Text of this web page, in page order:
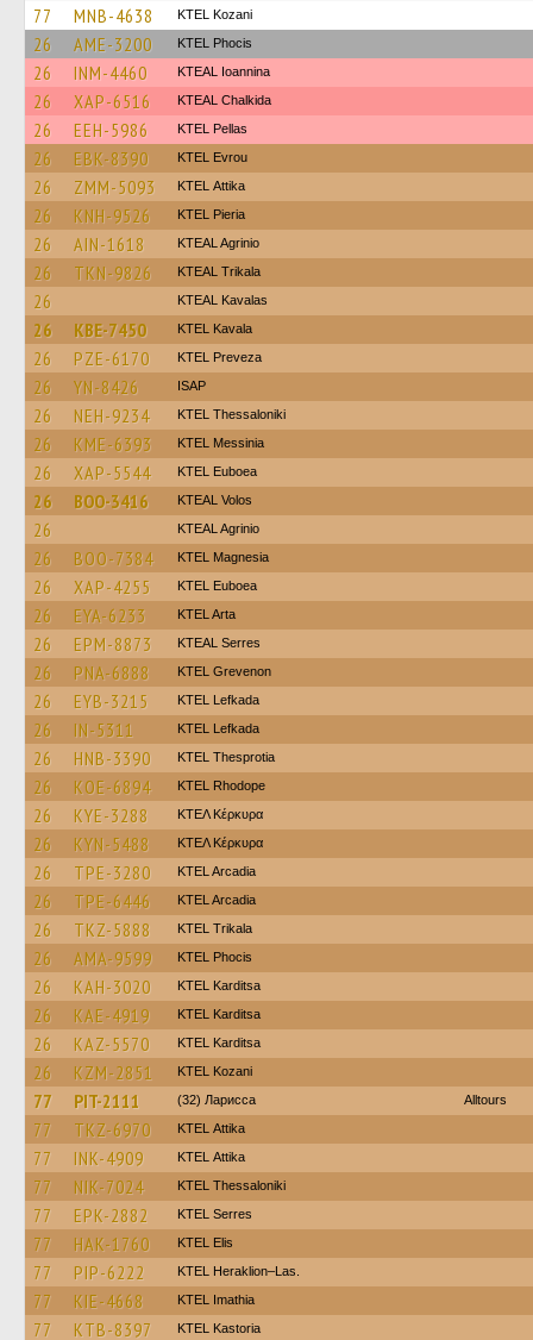
77 MNB-4638 ΚΤΕL Kozani
26 AME-3200 ΚΤΕL Phocis
26 INM-4460 KTEAL Ioannina
26 XAP-6516 KTEAL Chalkida
26 EEH-5986 KTEL Pellas
26 EBK-8390 KTEL Evrou
26 ZMM-5093 KΤΕL Αttika
26 KNH-9526 KTEL Pieria
26 AIN-1618 KTEAL Agrinio
26 TKN-9826 KTEAL Trikala
26 KTEAL Kavalas
26 KBE-7450 KTEL Kavala
26 PZE-6170 KTEL Preveza
26 YN-8426 ISAP
26 NEH-9234 KTEL Thessaloniki
26 KME-6393 KTEL Messinia
26 XAP-5544 ΚΤΕL Euboea
26 BOO-3416 KTEAL Volos
26 KTEAL Agrinio
26 BOO-7384 ΚΤΕL Magnesia
26 XAP-4255 ΚΤΕL Euboea
26 EYA-6233 KTEL Arta
26 EPM-8873 KTEAL Serres
26 PNA-6888 ΚΤΕL Grevenon
26 EYB-3215 KTEL Lefkada
26 IN-5311 KTEL Lefkada
26 HNB-3390 KTEL Thesprotia
26 KOE-6894 KTEL Rhodope
26 KYE-3288 ΚΤΕΛ Κέρκυρα
26 KYN-5488 ΚΤΕΛ Κέρκυρα
26 TPE-3280 KTEL Arcadia
26 TPE-6446 KTEL Arcadia
26 TKZ-5888 ΚΤΕL Τrikala
26 AMA-9599 ΚΤΕL Phocis
26 KAH-3020 ΚΤΕL Karditsa
26 KAE-4919 ΚΤΕL Karditsa
26 KAZ-5570 ΚΤΕL Karditsa
26 KZM-2851 ΚΤΕL Kozani
77 PIT-2111 (32) Ларисса Alltours
77 TKZ-6970 KΤΕL Αttika
77 INK-4909 KΤΕL Αttika
77 NIK-7024 KTEL Thessaloniki
77 EPK-2882 KTEL Serres
77 HAK-1760 KTEL Elis
77 PIP-6222 KTEL Heraklion–Las.
77 KIE-4668 KTEL Imathia
77 KTB-8397 KTEL Kastoria